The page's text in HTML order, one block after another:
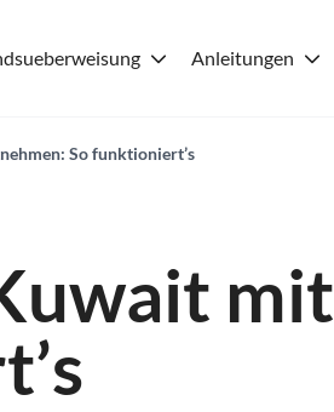
Anleitungen
So funktioniert’s